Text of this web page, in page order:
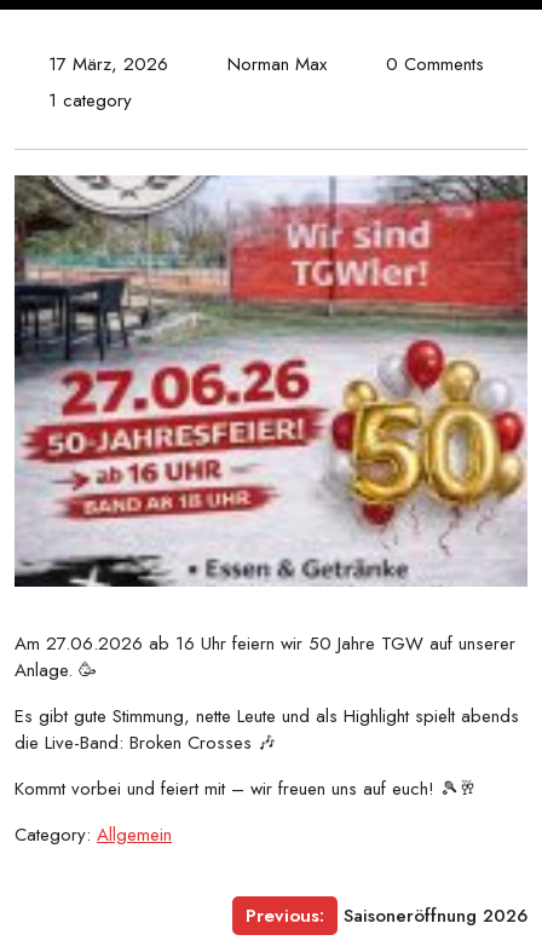
17 März, 2026 Norman Max
0 Comments
1 category
Am 27.06.2026 ab 16 Uhr feiern wir 50 Jahre TGW auf unserer
Anlage. 🥳
Es gibt gute Stimmung, nette Leute und als Highlight spielt abends
die Live-Band: Broken Crosses 🎶
Kommt vorbei und feiert mit – wir freuen uns auf euch! 🎾🥂
Category: Allgemein
BeitragsnavigationPrevious: Saisoneröffnung 2026